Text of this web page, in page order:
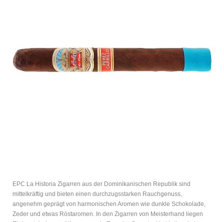
EPC La Historia Zigarren aus der Dominikanischen Republik sind
mittelkräftig und bieten einen durchzugsstarken Rauchgenuss,
angenehm geprägt von harmonischen Aromen wie dunkle Schokolade,
Zeder und etwas Röstaromen. In den Zigarren von Meisterhand liegen